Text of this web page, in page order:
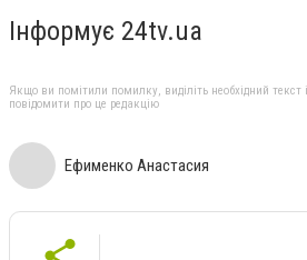
Інформує 24tv.ua
Якщо ви помітили помилку, виділіть необхідний текст
повідомити про це редакцію
Ефименко Анастасия